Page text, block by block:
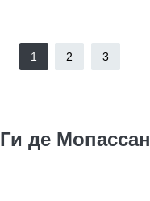
1 2 3
Ги де Мопассан